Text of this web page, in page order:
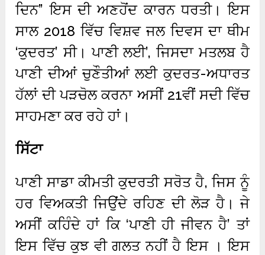
ਦਿਨ” ਇਸ ਦੀ ਅਣਹੋਂਦ ਕਾਰਨ ਧਰਤੀ। ਇਸ
ਸਾਲ 2018 ਵਿੱਚ ਵਿਸ਼ਵ ਜਲ ਦਿਵਸ ਦਾ ਥੀਮ
‘ਕੁਦਰਤ’ ਸੀ। ਪਾਣੀ ਲਈ’, ਜਿਸਦਾ ਮਤਲਬ ਹੈ
ਪਾਣੀ ਦੀਆਂ ਚੁਣੌਤੀਆਂ ਲਈ ਕੁਦਰਤ-ਅਧਾਰਤ
ਹੱਲਾਂ ਦੀ ਪੜਚੋਲ ਕਰਨਾ ਅਸੀਂ 21ਵੀਂ ਸਦੀ ਵਿੱਚ
ਸਾਹਮਣਾ ਕਰ ਰਹੇ ਹਾਂ।
ਸਿੱਟਾ
ਪਾਣੀ ਸਾਡਾ ਕੀਮਤੀ ਕੁਦਰਤੀ ਸਰੋਤ ਹੈ, ਜਿਸ ਨੂੰ
ਹਰ ਵਿਅਕਤੀ ਜਿਉਂਦੇ ਰਹਿਣ ਦੀ ਲੋੜ ਹੈ। ਜੇ
ਅਸੀਂ ਕਹਿੰਦੇ ਹਾਂ ਕਿ ‘ਪਾਣੀ ਹੀ ਜੀਵਨ ਹੈ’ ਤਾਂ
ਇਸ ਵਿੱਚ ਕੁਝ ਵੀ ਗਲਤ ਨਹੀਂ ਹੈ ਇਸ । ਇਸ